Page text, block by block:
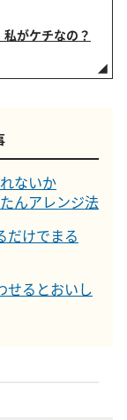
がケチなの？
ないか
んアレンジ法
だけでまる
せるとおいし